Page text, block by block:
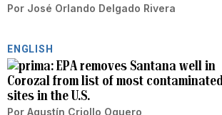
Por José Orlando Delgado Rivera
ENGLISH
EPA removes Santana well in
Corozal from list of most contaminated
sites in the U.S.
Por Agustín Criollo Oquero